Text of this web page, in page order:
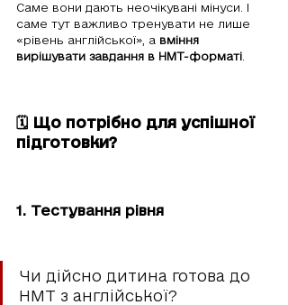
Саме вони дають неочікувані мінуси. І
саме тут важливо тренувати не лише
«рівень англійської», а вміння
вирішувати завдання в НМТ-форматі
🗓 Що потрібно для успішної
підготовки?
1. Тестування рівня
Чи дійсно дитина готова до
НМТ з англійської?